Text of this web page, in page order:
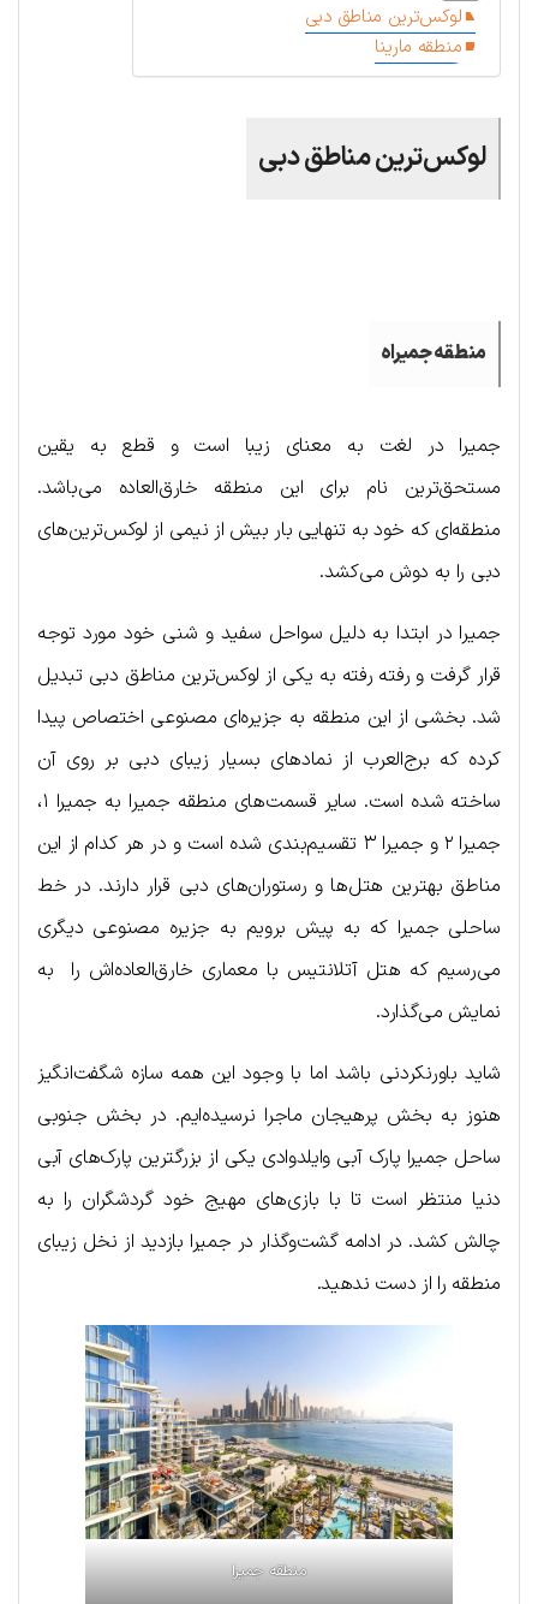
لوکس‌ترین مناطق دبی
منطقه مارینا
لوکس‌ترین مناطق دبی
منطقه جمیراه
جمیرا در لغت به معنای زیبا است و قطع به یقین
مستحق‌ترین نام برای این منطقه خارق‌العاده می‌باشد.
منطقه‌ای که خود به تنهایی بار بیش از نیمی از لوکس‌ترین‌های
دبی را به دوش می‌کشد.
جمیرا در ابتدا به دلیل سواحل سفید و شنی خود مورد توجه
قرار گرفت و رفته رفته به یکی از لوکس‌ترین مناطق دبی تبدیل
شد. بخشی از این منطقه به جزیره‌ای مصنوعی اختصاص پیدا
کرده که برج‌العرب از نمادهای بسیار زیبای دبی بر روی آن
ساخته شده است. سایر قسمت‌های منطقه جمیرا به جمیرا ۱،
جمیرا ۲ و جمیرا ۳ تقسیم‌بندی شده است و در هر کدام از این
مناطق بهترین هتل‌ها و رستوران‌های دبی قرار دارند. در خط
ساحلی جمیرا که به پیش برویم به جزیره مصنوعی دیگری
می‌رسیم که هتل آتلانتیس با معماری خارق‌العاده‌اش را به
نمایش می‌گذارد.
شاید باورنکردنی باشد اما با وجود این همه سازه شگفت‌انگیز
هنوز به بخش پرهیجان ماجرا نرسیده‌ایم. در بخش جنوبی
ساحل جمیرا پارک آبی وایلدوادی یکی از بزرگترین پارک‌های آبی
دنیا منتظر است تا با بازی‌های مهیج خود گردشگران را به
چالش کشد. در ادامه گشت‌وگذار در جمیرا بازدید از نخل زیبای
منطقه را از دست ندهید.
منطقه جمیرا